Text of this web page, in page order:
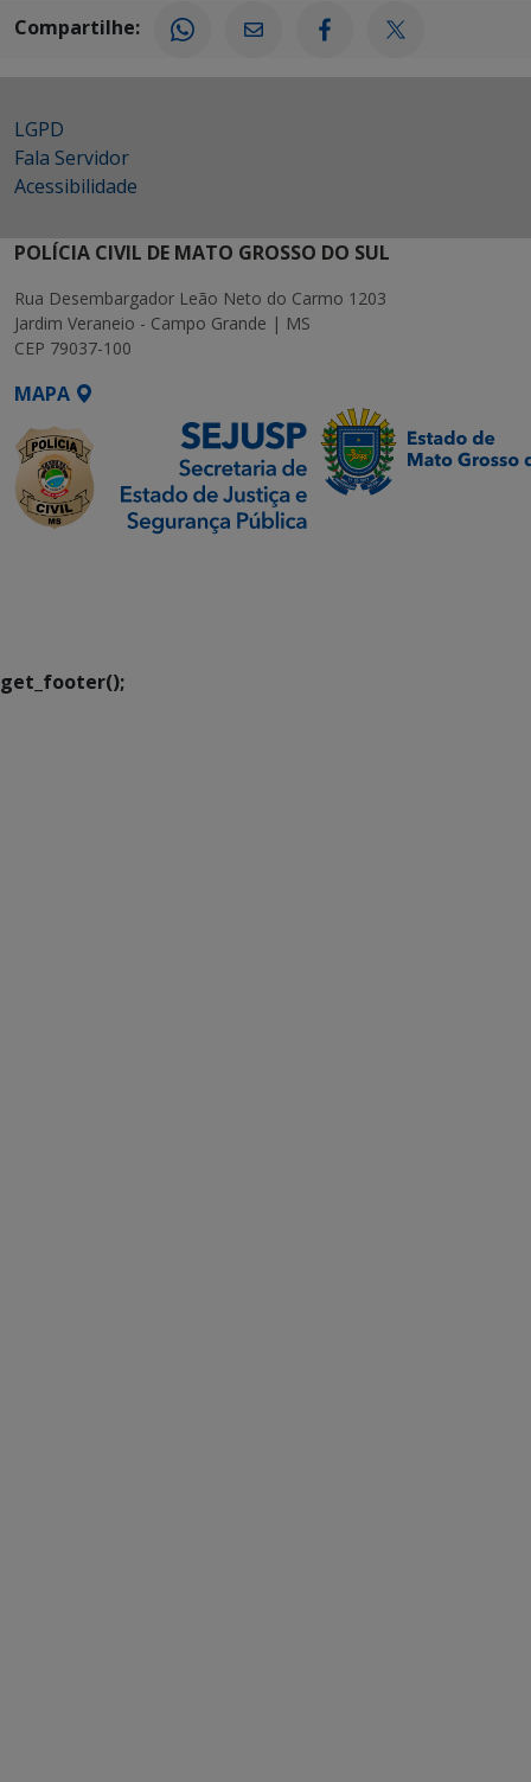
Compartilhe:
LGPD
Fala Servidor
Acessibilidade
POLÍCIA CIVIL DE MATO GROSSO DO SUL
Rua Desembargador Leão Neto do Carmo 1203
Jardim Veraneio - Campo Grande | MS
CEP 79037-100
MAPA
get_footer();